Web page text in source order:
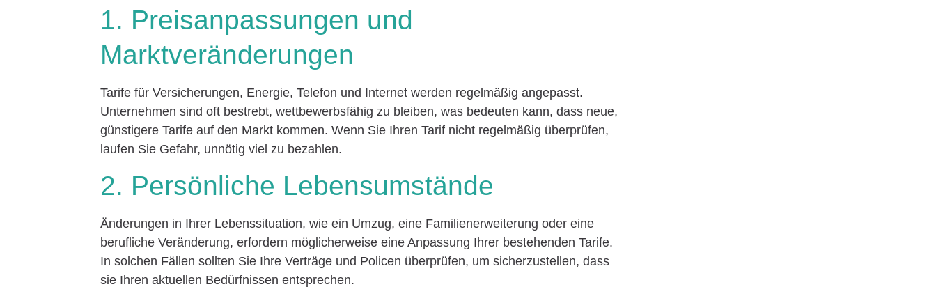
1. Preisanpassungen und
Marktveränderungen
Tarife für Versicherungen, Energie, Telefon und Internet werden regelmäßig angepasst.
Unternehmen sind oft bestrebt, wettbewerbsfähig zu bleiben, was bedeuten kann, dass neue,
günstigere Tarife auf den Markt kommen. Wenn Sie Ihren Tarif nicht regelmäßig überprüfen,
laufen Sie Gefahr, unnötig viel zu bezahlen.
2. Persönliche Lebensumstände
Änderungen in Ihrer Lebenssituation, wie ein Umzug, eine Familienerweiterung oder eine
berufliche Veränderung, erfordern möglicherweise eine Anpassung Ihrer bestehenden Tarife.
In solchen Fällen sollten Sie Ihre Verträge und Policen überprüfen, um sicherzustellen, dass
sie Ihren aktuellen Bedürfnissen entsprechen.